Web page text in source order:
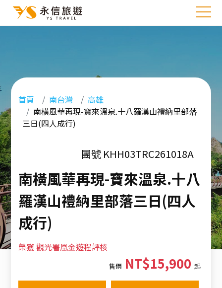
首頁 南台灣
高雄
南橫風華再現-寶來溫泉.十八羅漢山禮納里部落
三日(四人成行)
團號 KHH03TRC261018A
南橫風華再現-寶來溫泉.十八
羅漢山禮納里部落三日(四人
成行)
榮獲 觀光署凰金遊程評核
售價NT$15,900 起